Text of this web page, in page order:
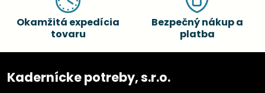
Okamžitá expedícia
tovaru
Bezpečný nákup a
platba
Kadernícke potreby, s.r.o.